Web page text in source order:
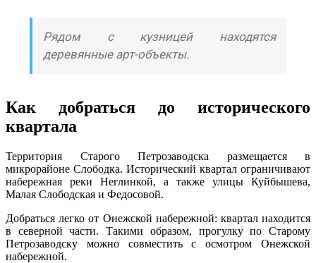
Рядом с кузницей находятся
деревянные арт-объекты.
Как добраться до исторического
квартала
Территория Старого Петрозаводска размещается в
микрорайоне Слободка. Исторический квартал ограничивают
набережная реки Неглинкой, а также улицы Куйбышева,
Малая Слободская и Федосовой.
Добраться легко от Онежской набережной: квартал находится
в северной части. Такими образом, прогулку по Старому
Петрозаводску можно совместить с осмотром Онежской
набережной.